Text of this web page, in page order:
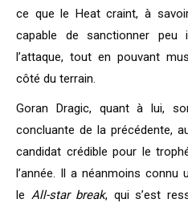
ce que le Heat craint, à
capable de sanctionner peu
l’attaque, tout en pouvant
côté du terrain.
Goran Dragic, quant à lui,
concluante de la précédente,
candidat crédible pour le
l’année. Il a néanmoins
le All-star break, qui s’est